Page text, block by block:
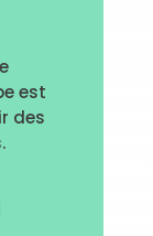
est
des